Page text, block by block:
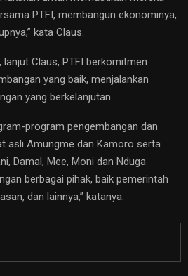
PTFI, membangun ekonominya,
kata Claus.
Claus, PTFI berkomitmen
yang baik, menjalankan
yang berkelanjutan.
program pengembangan dan
asli Amungme dan Kamoro serta
Damal, Mee, Moni dan Nduga
berbagai pihak, baik pemerintah
dan lainnya,” katanya.